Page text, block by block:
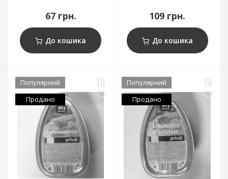
67 грн.
До кошика
109 грн.
До кошика
Популярний
Продано
Популярний
Продано